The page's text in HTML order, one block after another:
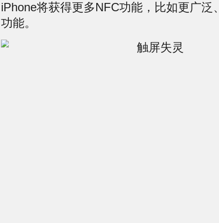
iPhone将获得更多NFC功能，比如更广泛
功能。